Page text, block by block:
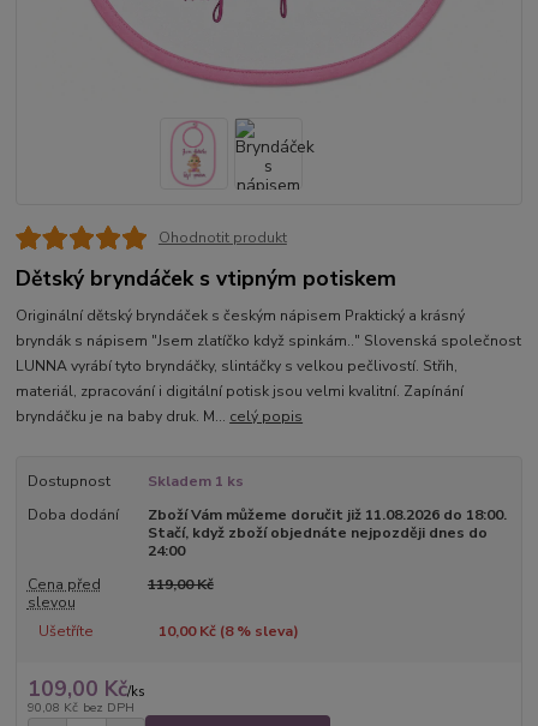
Ohodnotit produkt
Dětský bryndáček s vtipným potiskem
Originální dětský bryndáček s českým nápisem Praktický a krásný
bryndák s nápisem "Jsem zlatíčko když spinkám.." Slovenská společnost
LUNNA vyrábí tyto bryndáčky, slintáčky s velkou pečlivostí. Střih,
materiál, zpracování i digitální potisk jsou velmi kvalitní. Zapínání
bryndáčku je na baby druk. M... celý popis
Dostupnost
Skladem 1 ks
Doba dodání
Zboží Vám můžeme doručit již 11.08.2026 do 18:00.
Stačí, když zboží objednáte nejpozději dnes do
24:00
Cena před
slevou
119,00 Kč
Ušetříte 10,00 Kč (8% sleva)
109,00 Kč/ks
90,08 Kč bez DPH